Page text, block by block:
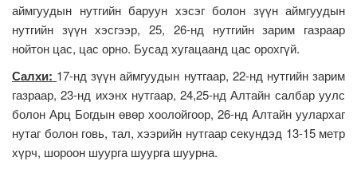
аймгуудын нутгийн баруун хэсэг болон зүүн аймгуудын
нутгийн зүүн хэсгээр, 25, 26-нд нутгийн зарим газраар
нойтон цас, цас орно. Бусад хугацаанд цас орохгүй.
Салхи: 17-нд зүүн аймгуудын нутгаар, 22-нд нутгийн зарим
газраар, 23-нд ихэнх нутгаар, 24,25-нд Алтайн салбар уулс
болон Арц Богдын өвөр хоолойгоор, 26-нд Алтайн уулархаг
нутаг болон говь, тал, хээрийн нутгаар секундэд 13-15 метр
хүрч, шороон шуурга шуурга шуурна.